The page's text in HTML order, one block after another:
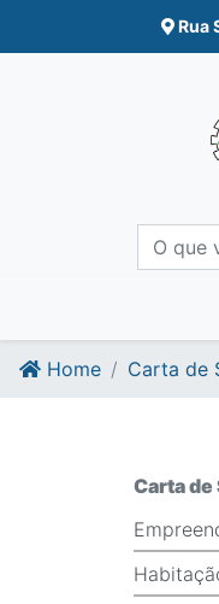
Ir para o conte�do
Ir para o fim do
Rua
Home Carta de
Carta